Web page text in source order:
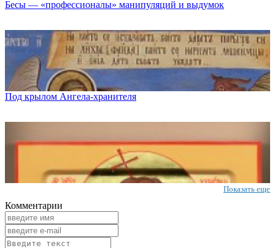
Бесы — «профессионалы» манипуляций и выдумок
Под крылом Ангела-хранителя
Показать еще
Комментарии